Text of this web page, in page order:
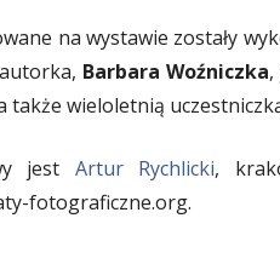
na wystawie zostały
Barbara Woźniczka
także wieloletnią
jest Artur Rychlicki,
fotograficzne.org.